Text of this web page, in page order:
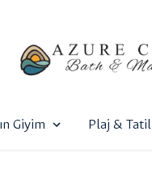
Giyim Plaj & Tatil